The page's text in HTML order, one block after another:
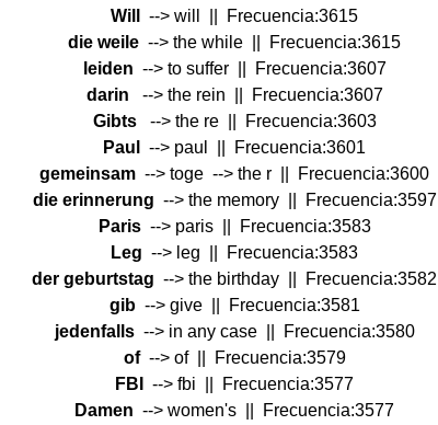
Will
--> will || Frecuencia:3615
die weile --> the while || Frecuencia:3615
leiden --> to suffer || Frecuencia:3607
darin
--> the rein || Frecuencia:3607
Gibts
--> the re || Frecuencia:3603
Paul
--> paul || Frecuencia:3601
gemeinsam --> toge --> the r || Frecuencia:3600
die erinnerung --> the memory || Frecuencia:3597
Paris --> paris || Frecuencia:3583
Leg --> leg || Frecuencia:3583
der geburtstag --> the birthday || Frecuencia:3582
gib --> give || Frecuencia:3581
jedenfalls --> in any case || Frecuencia:3580
of --> of || Frecuencia:3579
FBI
--> fbi || Frecuencia:3577
Damen --> women's || Frecuencia:3577